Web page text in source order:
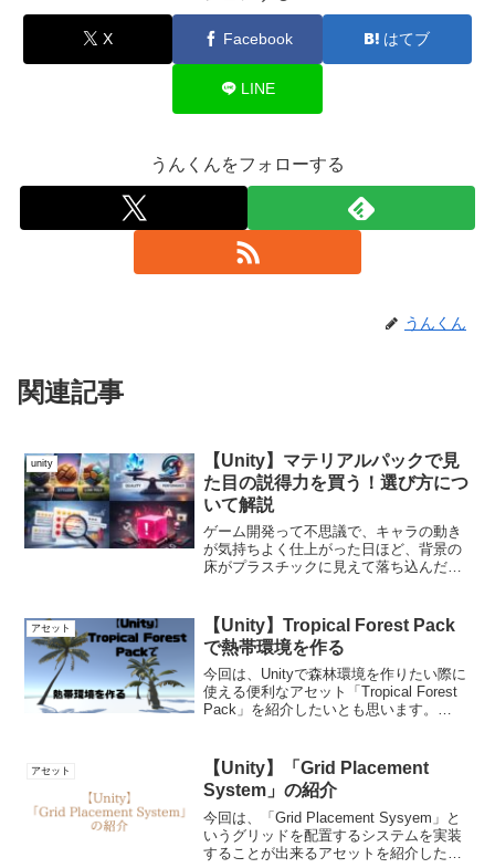
X Facebook はてブ
LINE
うんくんをフォローする
うんくん
関連記事
unity
【Unity】マテリアルパックで見
た目の説得力を買う！選び方につ
いて解説
ゲーム開発って不思議で、キャラの動き
が気持ちよく仕上がった日ほど、背景の
床がプラスチックに見えて落ち込んだり
刺さるんですよね。そこで登場するの
が、Unityのアセットス...
アセット
【Unity】Tropical Forest Pack
で熱帯環境を作る
今回は、Unityで森林環境を作りたい際に
使える便利なアセット「Tropical Forest
Pack」を紹介したいとも思います。
おり、P...
アセット
【Unity】「Grid Placement
System」の紹介
今回は、「Grid Placement Sysyem」と
いうグリッドを配置するシステムを実装
することが出来るアセットを紹介したい